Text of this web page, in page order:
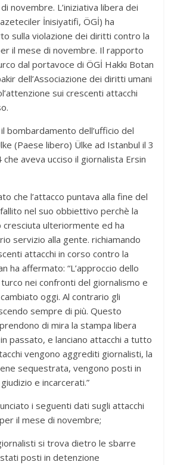
novembre. L’iniziativa libera dei
İnisiyatifi, ÖGİ) ha
sulla violazione dei diritti contro la
il mese di novembre. Il rapporto
dal portavoce di ÖGİ Hakkı Botan
dell’Associazione dei diritti umani
sui crescenti attacchi
bombardamento dell’ufficio del
(Paese libero) Ülke ad Istanbul il 3
aveva ucciso il giornalista Ersin
che l’attacco puntava alla fine del
nel suo obbiettivo perchè la
ulteriormente ed ha
servizio alla gente. richiamando
attacchi in corso contro la
ha affermato: “L’approccio dello
nei confronti del giornalismo e
oggi. Al contrario gli
sempre di più. Questo
di mira la stampa libera
passato, e lanciano attacchi a tutto
vengono aggrediti giornalisti, la
sequestrata, vengono posti in
e incarcerati.”
i seguenti dati sugli attacchi
il mese di novembre;
si trova dietro le sbarre
posti in detenzione